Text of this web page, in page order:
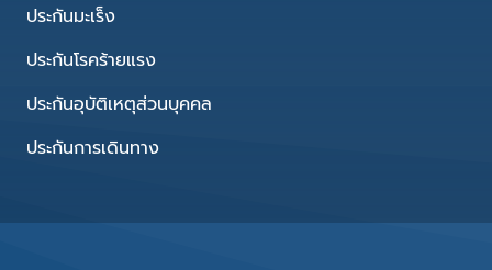
ประกันมะเร็ง
ประกันโรคร้ายแรง
ประกันอุบัติเหตุส่วนบุคคล
ประกันการเดินทาง